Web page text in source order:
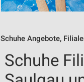
Schuhe Angebote,
Schuhe